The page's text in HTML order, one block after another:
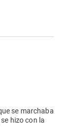
se marchaba
hizo con la